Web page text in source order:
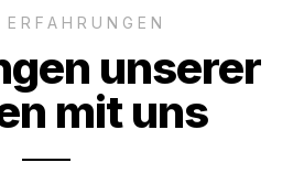
unserer
mit uns